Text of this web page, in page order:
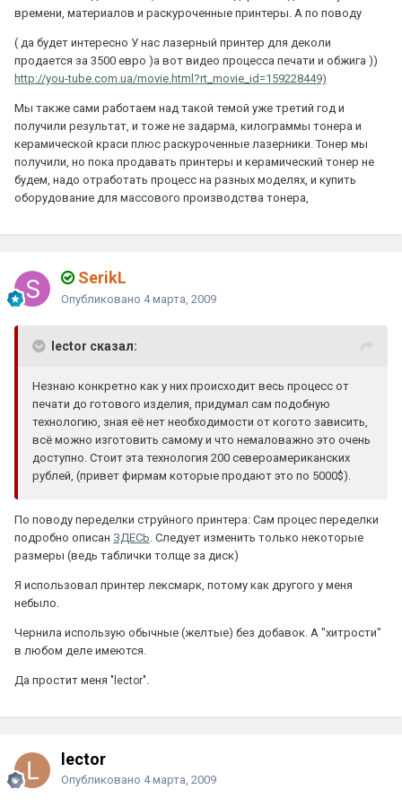
времени, материалов и раскуроченные принтеры. А по поводу
( да будет интересно У нас лазерный принтер для деколи
продается за 3500 евро )а вот видео процесса печати и обжига ))
http://you-tube.com.ua/movie.html?rt_movie_id=159228449)
Мы также сами работаем над такой темой уже третий год и
получили результат, и тоже не задарма, килограммы тонера и
керамической краси плюс раскуроченные лазерники. Тонер мы
получили, но пока продавать принтеры и керамический тонер не
будем, надо отработать процесс на разных моделях, и купить
оборудование для массового производства тонера,
SerikL
Опубликовано 4 марта, 2009
lector сказал:
Незнаю конкретно как у них происходит весь процесс от
печати до готового изделия, придумал сам подобную
технологию, зная её нет необходимости от когото зависить,
всё можно изготовить самому и что немаловажно это очень
доступно. Стоит эта технология 200 североамериканских
рублей, (привет фирмам которые продают это по 5000$).
По поводу переделки струйного принтера: Сам процес переделки
подробно описан ЗДЕСЬ. Следует изменить только некоторые
размеры (ведь таблички толще за диск)
Я использовал принтер лексмарк, потому как другого у меня
небыло.
Чернила использую обычные (желтые) без добавок. А "хитрости"
в любом деле имеются.
Да простит меня "lector".
lector
Опубликовано 4 марта, 2009